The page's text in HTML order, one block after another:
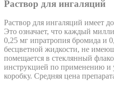
Раствор для ингаляций
Раствор для ингаляций имеет
Это означает, что каждый
0,25 мг ипратропия бромида и
бесцветной жидкости, не
помещается в стеклянный
инструкцией по применению и
коробку. Средняя цена